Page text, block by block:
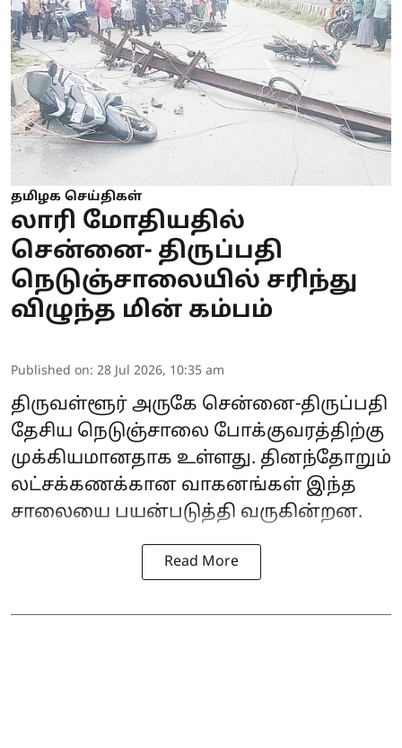
தமிழக செய்திகள்
லாரி மோதியதில்
சென்னை- திருப்பதி
நெடுஞ்சாலையில் சரிந்து
விழுந்த மின் கம்பம்
Published on: 28 Jul 2026, 10:35 am
திருவள்ளூர் அருகே சென்னை-திருப்பதி
தேசிய நெடுஞ்சாலை போக்குவரத்திற்கு
முக்கியமானதாக உள்ளது. தினந்தோறும்
லட்சக்கணக்கான வாகனங்கள் இந்த
சாலையை பயன்படுத்தி வருகின்றன.
Read More